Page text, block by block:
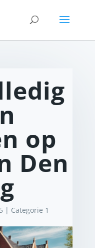
op
Den
| Categorie 1